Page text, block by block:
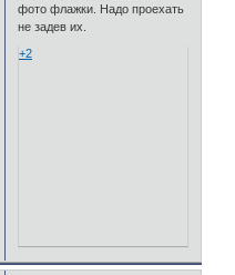
фото флажки. Надо проехать
не задев их.
+2